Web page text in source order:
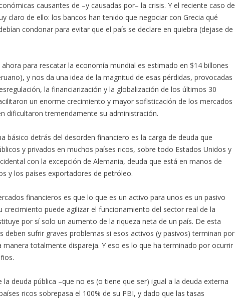
causantes de –y causadas por– la crisis. Y el reciente caso de
claro de ello: los bancos han tenido que negociar con Grecia qué
condonar para evitar que el país se declare en quiebra (dejase de
para rescatar la economía mundial es estimado en $14 billones
y nos da una idea de la magnitud de esas pérdidas, provocadas
la financiarización y la globalización de los últimos 30
un enorme crecimiento y mayor sofisticación de los mercados
dificultaron tremendamente su administración.
básico detrás del desorden financiero es la carga de deuda que
y privados en muchos países ricos, sobre todo Estados Unidos y
con la excepción de Alemania, deuda que está en manos de
y los países exportadores de petróleo.
financieros es que lo que es un activo para unos es un pasivo
crecimiento puede agilizar el funcionamiento del sector real de la
por sí solo un aumento de la riqueza neta de un país. De esta
deben sufrir graves problemas si esos activos (y pasivos) terminan por
manera totalmente dispareja. Y eso es lo que ha terminado por ocurrir
deuda pública –que no es (o tiene que ser) igual a la deuda externa
ricos sobrepasa el 100% de su PBI, y dado que las tasas